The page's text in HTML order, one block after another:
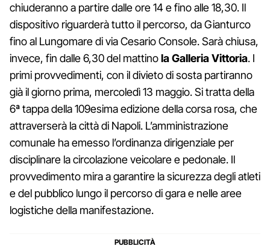
chiuderanno a partire dalle ore 14 e fino alle 18,30. Il
dispositivo riguarderà tutto il percorso, da Gianturco
fino al Lungomare di via Cesario Console. Sarà chiusa,
invece, fin dalle 6,30 del mattinola Galleria Vittoria. I
primi provvedimenti, con il divieto di sosta partiranno
già il giorno prima, mercoledì 13 maggio. Si tratta della
6ª tappa della 109esima edizione della corsa rosa, che
attraverserà la città di Napoli. L’amministrazione
comunale ha emesso l’ordinanza dirigenziale per
disciplinare la circolazione veicolare e pedonale. Il
provvedimento mira a garantire la sicurezza degli atleti
e del pubblico lungo il percorso di gara e nelle aree
logistiche della manifestazione.